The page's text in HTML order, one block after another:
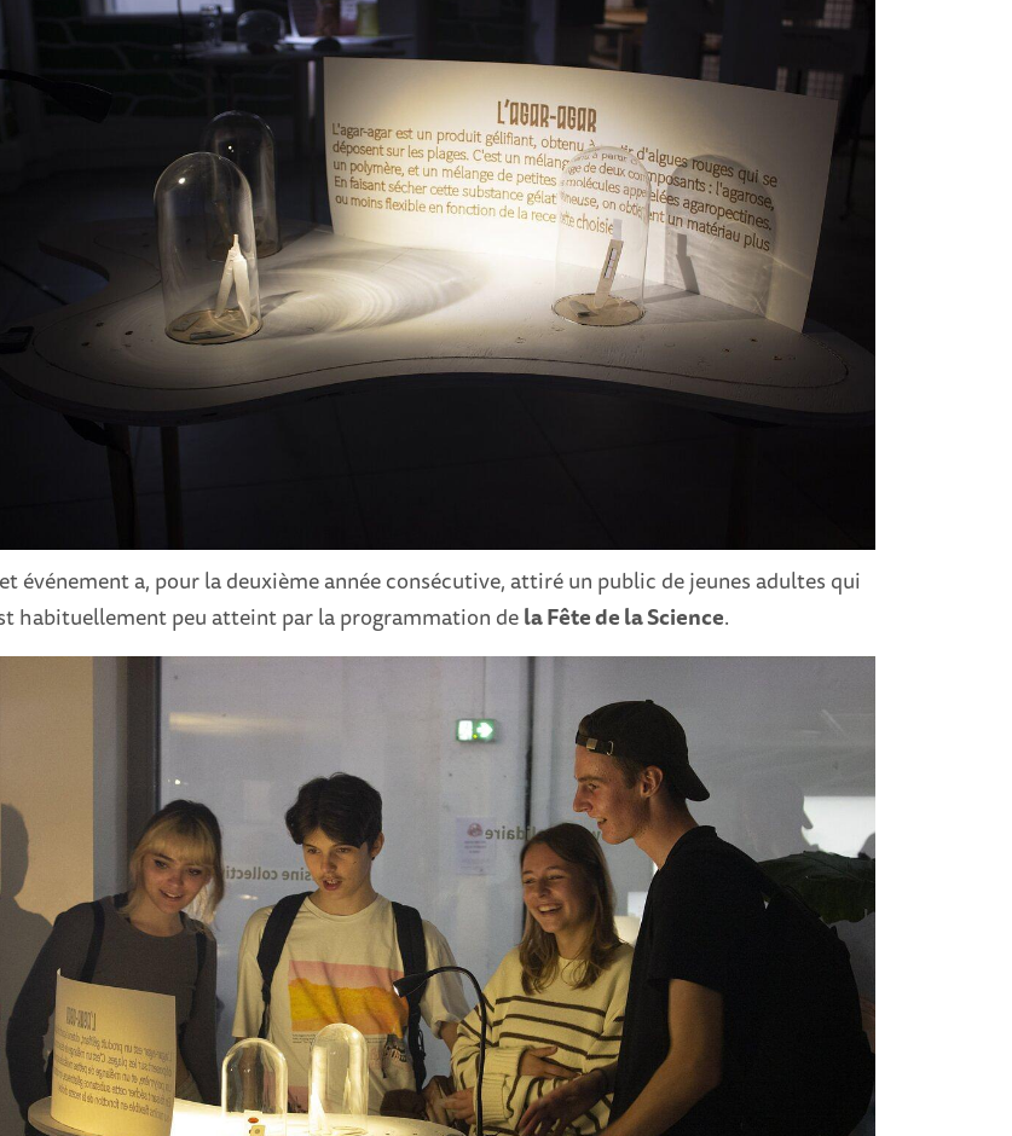
événement a, pour la deuxième année consécutive, attiré un public de jeunes adultes qui
habituellement peu atteint par la programmation dela Fête de la Science.